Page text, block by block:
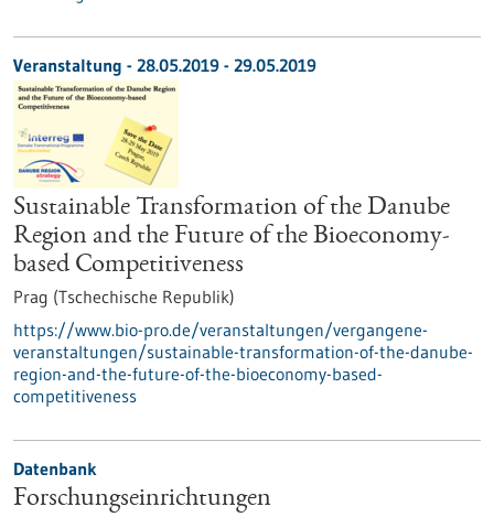
Veranstaltung - 28.05.2019 - 29.05.2019
Sustainable Transformation of the Danube
Region and the Future of the Bioeconomy-
based Competitiveness
Prag (Tschechische Republik)
https://www.bio-pro.de/veranstaltungen/vergangene-
veranstaltungen/sustainable-transformation-of-the-danube-
region-and-the-future-of-the-bioeconomy-based-
competitiveness
Datenbank
Forschungseinrichtungen